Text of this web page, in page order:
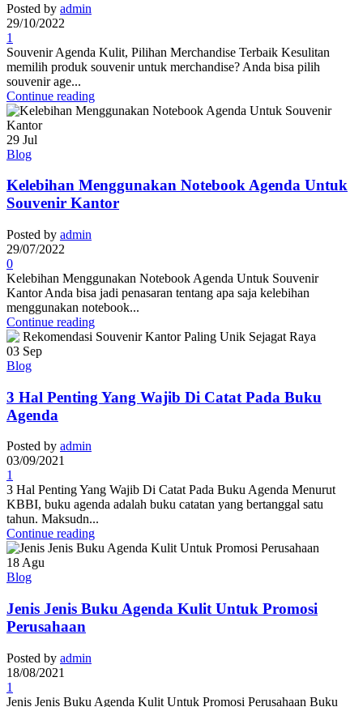
Posted by admin
29/10/2022
1
Souvenir Agenda Kulit, Pilihan Merchandise Terbaik Kesulitan
memilih produk souvenir untuk merchandise? Anda bisa pilih
souvenir age...
Continue reading
29 Jul
Blog
Kelebihan Menggunakan Notebook Agenda Untuk
Souvenir Kantor
Posted by admin
29/07/2022
0
Kelebihan Menggunakan Notebook Agenda Untuk Souvenir
Kantor Anda bisa jadi penasaran tentang apa saja kelebihan
menggunakan notebook...
Continue reading
03 Sep
Blog
3 Hal Penting Yang Wajib Di Catat Pada Buku
Agenda
Posted by admin
03/09/2021
1
3 Hal Penting Yang Wajib Di Catat Pada Buku Agenda Menurut
KBBI, buku agenda adalah buku catatan yang bertanggal satu
tahun. Maksudn...
Continue reading
18 Agu
Blog
Jenis Jenis Buku Agenda Kulit Untuk Promosi
Perusahaan
Posted by admin
18/08/2021
1
Jenis Jenis Buku Agenda Kulit Untuk Promosi Perusahaan Buku